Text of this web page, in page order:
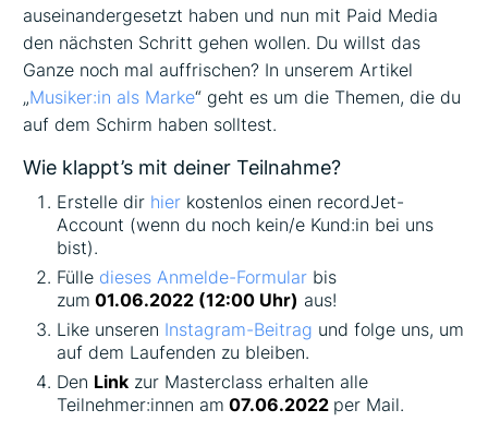
auseinandergesetzt haben und nun mit Paid Media
den nächsten Schritt gehen wollen. Du willst das
Ganze noch mal auffrischen? In unserem Artikel
„Musiker:in als Marke“ geht es um die Themen, die du
auf dem Schirm haben solltest.
Wie klappt’s mit deiner Teilnahme?
Erstelle dir hier kostenlos einen recordJet-
Account (wenn du noch kein/e Kund:in bei uns
bist).
Fülle dieses Anmelde-Formular bis
zum 01.06.2022 (12:00 Uhr) aus!
Like unseren Instagram-Beitrag und folge uns, um
auf dem Laufenden zu bleiben.
Den Link zur Masterclass erhalten alle
Teilnehmer:innen am 07.06.2022 per Mail.